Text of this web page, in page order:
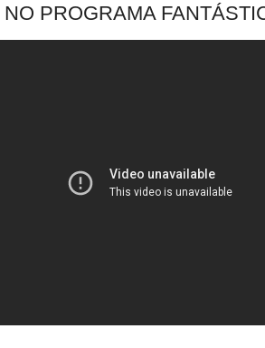
NO PROGRAMA